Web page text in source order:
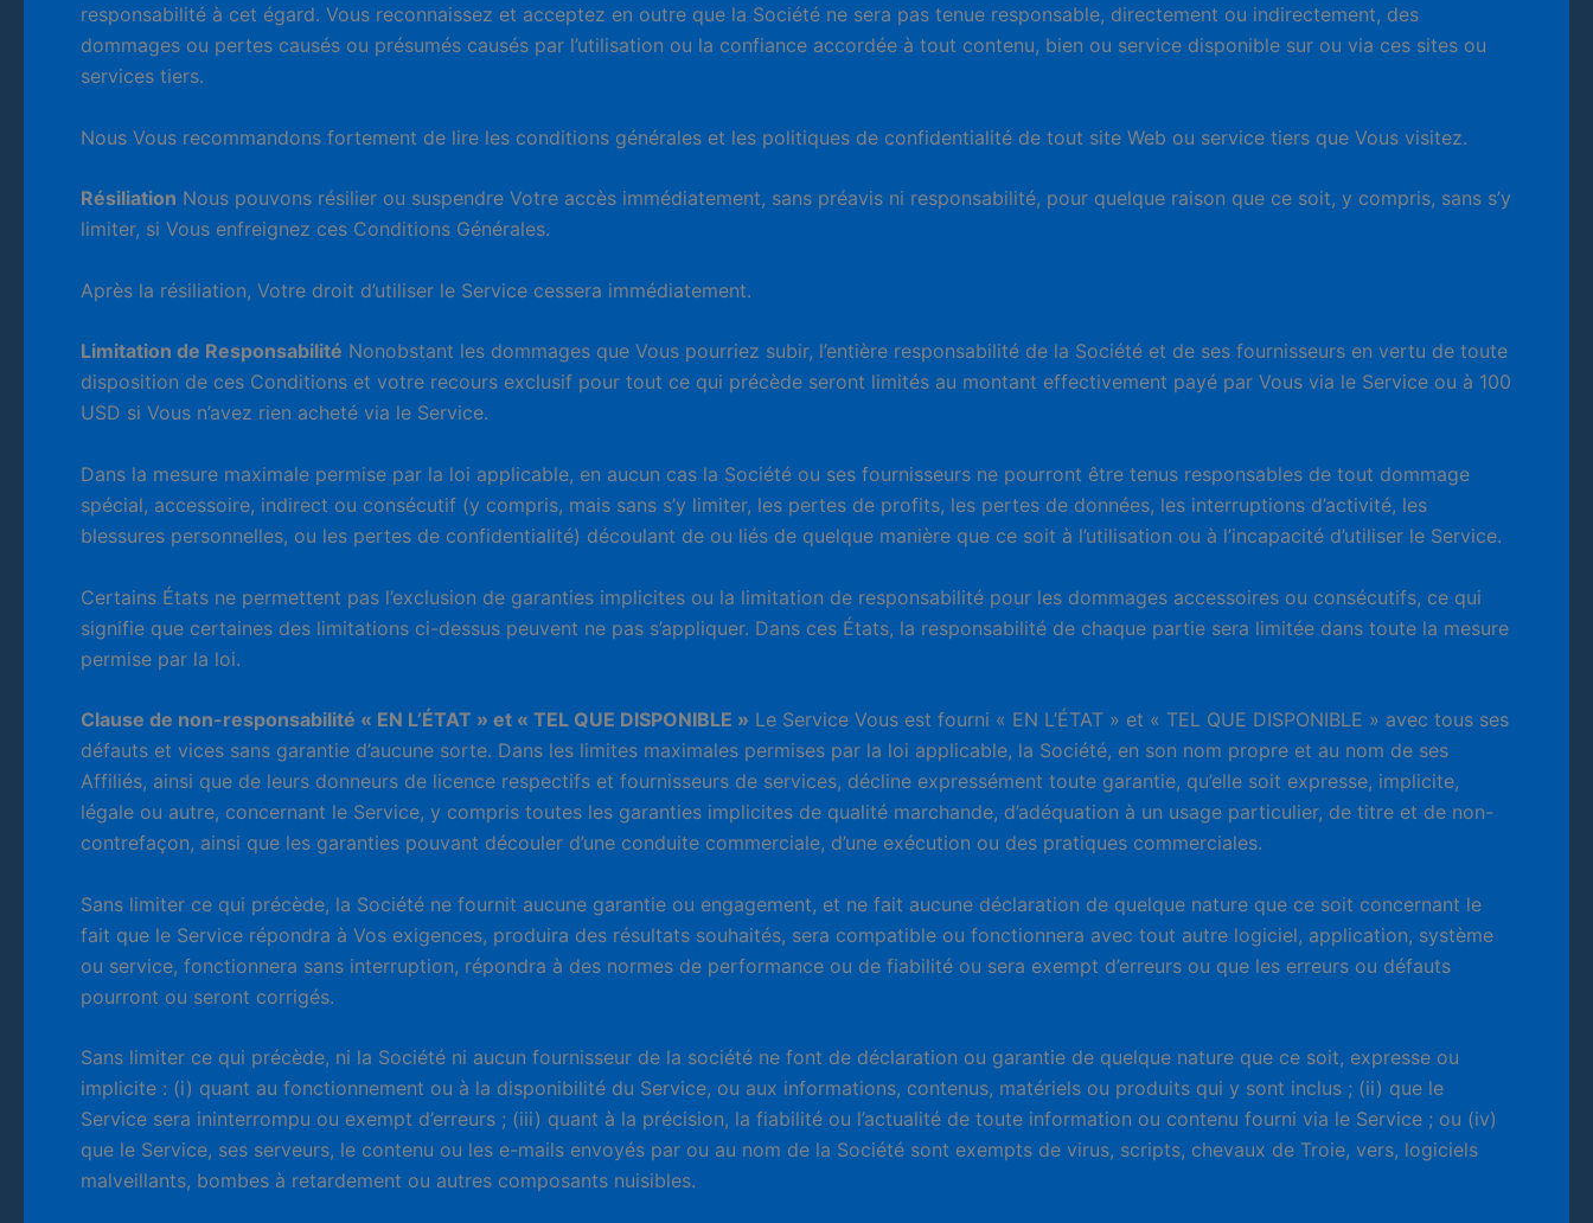
responsabilité à cet égard. Vous reconnaissez et acceptez en outre que la Société ne sera pas tenue responsable, directement ou indirectement, des
dommages ou pertes causés ou présumés causés par l’utilisation ou la confiance accordée à tout contenu, bien ou service disponible sur ou via ces sites ou
services tiers.
Nous Vous recommandons fortement de lire les conditions générales et les politiques de confidentialité de tout site Web ou service tiers que Vous visitez.
Résiliation Nous pouvons résilier ou suspendre Votre accès immédiatement, sans préavis ni responsabilité, pour quelque raison que ce soit, y compris, sans s’y
limiter, si Vous enfreignez ces Conditions Générales.
Après la résiliation, Votre droit d’utiliser le Service cessera immédiatement.
Limitation de Responsabilité Nonobstant les dommages que Vous pourriez subir, l’entière responsabilité de la Société et de ses fournisseurs en vertu de toute
disposition de ces Conditions et votre recours exclusif pour tout ce qui précède seront limités au montant effectivement payé par Vous via le Service ou à 100
USD si Vous n’avez rien acheté via le Service.
Dans la mesure maximale permise par la loi applicable, en aucun cas la Société ou ses fournisseurs ne pourront être tenus responsables de tout dommage
spécial, accessoire, indirect ou consécutif (y compris, mais sans s’y limiter, les pertes de profits, les pertes de données, les interruptions d’activité, les
blessures personnelles, ou les pertes de confidentialité) découlant de ou liés de quelque manière que ce soit à l’utilisation ou à l’incapacité d’utiliser le Service.
Certains États ne permettent pas l’exclusion de garanties implicites ou la limitation de responsabilité pour les dommages accessoires ou consécutifs, ce qui
signifie que certaines des limitations ci-dessus peuvent ne pas s’appliquer. Dans ces États, la responsabilité de chaque partie sera limitée dans toute la mesure
permise par la loi.
Clause de non-responsabilité « EN L’ÉTAT » et « TEL QUE DISPONIBLE » Le Service Vous est fourni « EN L’ÉTAT » et « TEL QUE DISPONIBLE » avec tous ses
défauts et vices sans garantie d’aucune sorte. Dans les limites maximales permises par la loi applicable, la Société, en son nom propre et au nom de ses
Affiliés, ainsi que de leurs donneurs de licence respectifs et fournisseurs de services, décline expressément toute garantie, qu’elle soit expresse, implicite,
légale ou autre, concernant le Service, y compris toutes les garanties implicites de qualité marchande, d’adéquation à un usage particulier, de titre et de non-
contrefaçon, ainsi que les garanties pouvant découler d’une conduite commerciale, d’une exécution ou des pratiques commerciales.
Sans limiter ce qui précède, la Société ne fournit aucune garantie ou engagement, et ne fait aucune déclaration de quelque nature que ce soit concernant le
fait que le Service répondra à Vos exigences, produira des résultats souhaités, sera compatible ou fonctionnera avec tout autre logiciel, application, système
ou service, fonctionnera sans interruption, répondra à des normes de performance ou de fiabilité ou sera exempt d’erreurs ou que les erreurs ou défauts
pourront ou seront corrigés.
Sans limiter ce qui précède, ni la Société ni aucun fournisseur de la société ne font de déclaration ou garantie de quelque nature que ce soit, expresse ou
implicite : (i) quant au fonctionnement ou à la disponibilité du Service, ou aux informations, contenus, matériels ou produits qui y sont inclus ; (ii) que le
Service sera ininterrompu ou exempt d’erreurs ; (iii) quant à la précision, la fiabilité ou l’actualité de toute information ou contenu fourni via le Service ; ou (iv)
que le Service, ses serveurs, le contenu ou les e-mails envoyés par ou au nom de la Société sont exempts de virus, scripts, chevaux de Troie, vers, logiciels
malveillants, bombes à retardement ou autres composants nuisibles.